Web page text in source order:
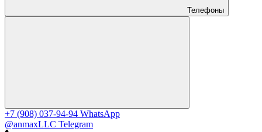
Телефоны
+7 (908) 037-94-94 WhatsApp
@anmaxLLC Telegram